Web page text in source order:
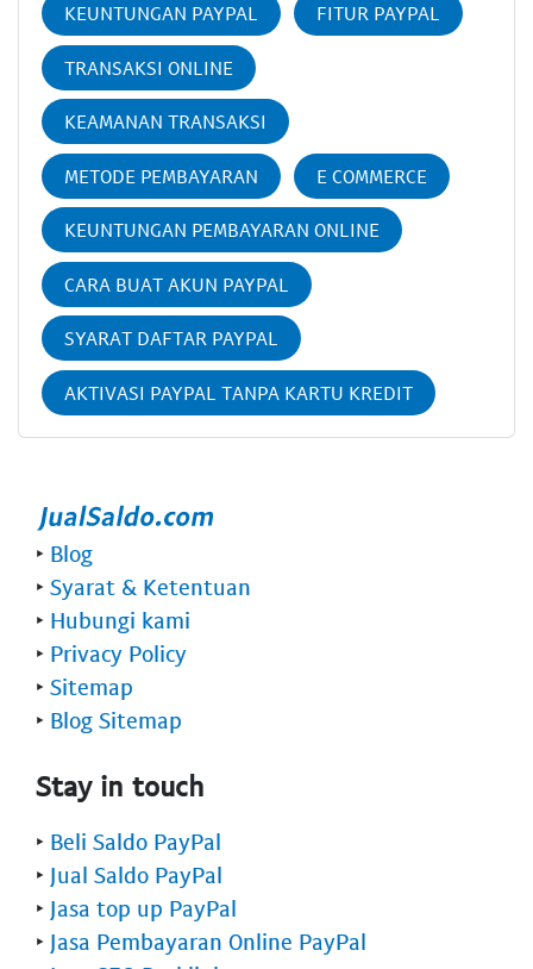
KEUNTUNGAN PAYPAL FITUR PAYPAL
TRANSAKSI ONLINE
KEAMANAN TRANSAKSI
METODE PEMBAYARAN E COMMERCE
KEUNTUNGAN PEMBAYARAN ONLINE
CARA BUAT AKUN PAYPAL
SYARAT DAFTAR PAYPAL
AKTIVASI PAYPAL TANPA KARTU KREDIT
‣ Blog
‣ Syarat & Ketentuan
‣ Hubungi kami
‣ Privacy Policy
‣ Sitemap
‣ Blog Sitemap
Stay in touch
‣ Beli Saldo PayPal
‣ Jual Saldo PayPal
‣ Jasa top up PayPal
‣ Jasa Pembayaran Online PayPal